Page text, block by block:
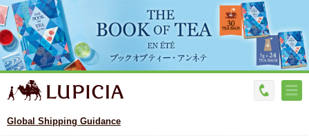
Global Shipping Guidance